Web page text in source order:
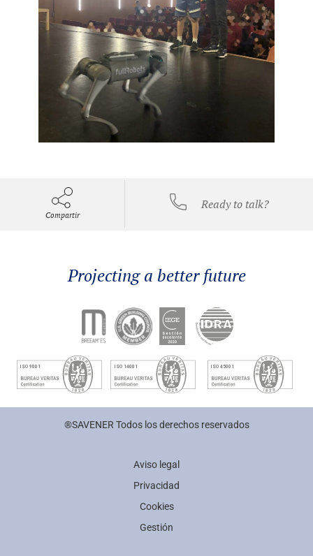
Compartir
Ready to talk?
Projecting a better future
®SAVENER Todos los derechos reservados
Aviso legal
Privacidad
Cookies
Gestión